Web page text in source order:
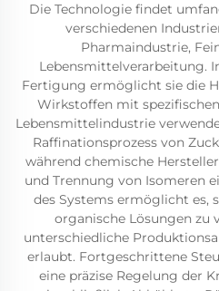
Die Technologie findet
verschiedenen
Pharmaindustrie,
Lebensmittelverarbeitung.
Fertigung ermöglicht sie die
Wirkstoffen mit
Lebensmittelindustrie
Raffinationsprozess von
während chemische
und Trennung von Isomeren
des Systems ermöglicht es,
organische Lösungen zu
unterschiedliche
erlaubt. Fortgeschrittene
eine präzise Regelung der